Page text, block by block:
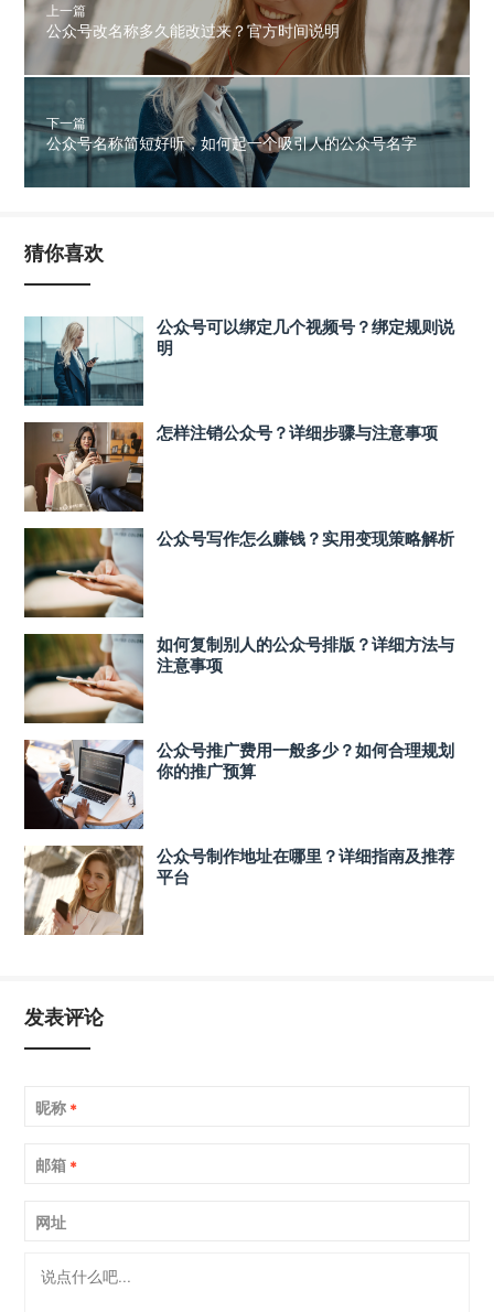
上一篇
公众号改名称多久能改过来？官方时间说明
下一篇
公众号名称简短好听，如何起一个吸引人的公众号名字
猜你喜欢
公众号可以绑定几个视频号？绑定规则说
明
怎样注销公众号？详细步骤与注意事项
公众号写作怎么赚钱？实用变现策略解析
如何复制别人的公众号排版？详细方法与
注意事项
公众号推广费用一般多少？如何合理规划
你的推广预算
公众号制作地址在哪里？详细指南及推荐
平台
发表评论
昵称 *
邮箱 *
网址